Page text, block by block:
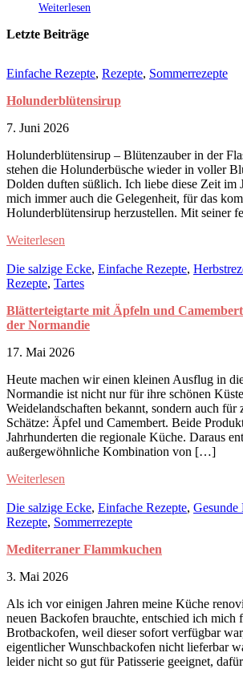
Weiterlesen
Letzte Beiträge
Einfache Rezepte, Rezepte, Sommerrezepte
Holunderblütensirup
7. Juni 2026
Holunderblütensirup – Blütenzauber in der
stehen die Holunderbüsche wieder in voller
Dolden duften süßlich. Ich liebe diese Zeit im
mich immer auch die Gelegenheit, für das
Holunderblütensirup herzustellen. Mit seiner
Weiterlesen
Die salzige Ecke, Einfache Rezepte,
Rezepte, Tartes
Blätterteigtarte mit Äpfeln und
der Normandie
17. Mai 2026
Heute machen wir einen kleinen Ausflug in
Normandie ist nicht nur für ihre schönen
Weidelandschaften bekannt, sondern auch für
Schätze: Äpfel und Camembert. Beide
Jahrhunderten die regionale Küche. Daraus
außergewöhnliche Kombination von […]
Weiterlesen
Die salzige Ecke, Einfache Rezepte, Gesunde
Rezepte, Sommerrezepte
Mediterraner Flammkuchen
3. Mai 2026
Als ich vor einigen Jahren meine Küche
neuen Backofen brauchte, entschied ich mich
Brotbackofen, weil dieser sofort verfügbar
eigentlicher Wunschbackofen nicht lieferbar
leider nicht so gut für Patisserie geeignet,